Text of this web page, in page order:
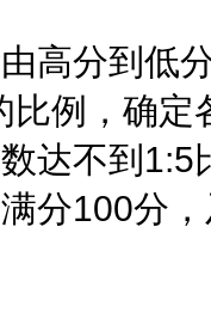
分到低分
比例，确
达不到
分100分